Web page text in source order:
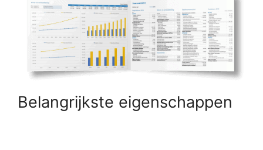
Belangrijkste eigenschappen